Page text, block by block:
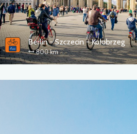
Berlin - Szczecin - Kołobrzeg
800 km